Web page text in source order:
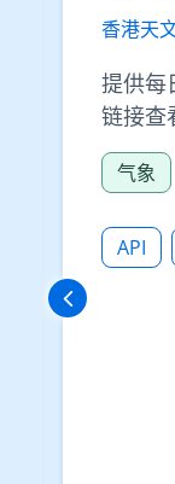
香港天
提供每
链接查
气象
API